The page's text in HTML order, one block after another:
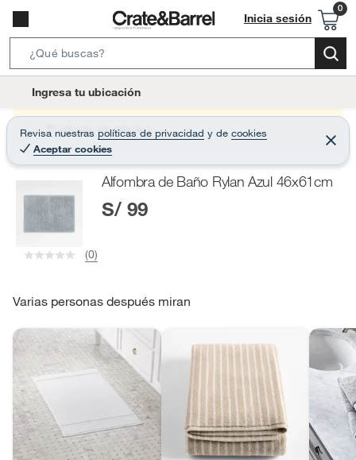
Inicia sesión
e
r
c
B
t
o
Ingresa tu ubicación
Revisa nuestras políticas de privacidad y de cookies
Aceptar cookies
C
e
r
Producto sin stock :(
Alfombra de Baño Rylan Azul 46x61cm
S/ 99
(0)
Varias personas después miran